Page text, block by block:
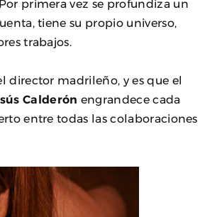
primera vez se profundiza un
tiene su propio universo,
trabajos.
director madrileño, y es que el
Calderón engrandece cada
entre todas las colaboraciones